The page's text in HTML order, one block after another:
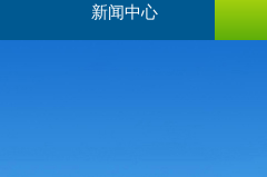
新闻中心